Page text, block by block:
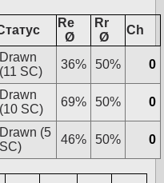
Re
Ø
Rr
Ø
Ch
Drawn
(11 SC)
36% 50% 0
Drawn
(10 SC)
69% 50% 0
Drawn (5
SC)
46% 50% 0